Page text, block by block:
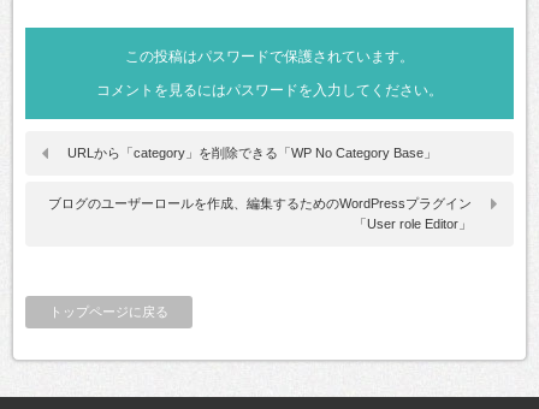
この投稿はパスワードで保護されています。
コメントを見るにはパスワードを入力してください。
URLから「category」を削除できる「WP No Category Base」
ブログのユーザーロールを作成、編集するためのWordPressプラグイン
「User role Editor」
トップページに戻る